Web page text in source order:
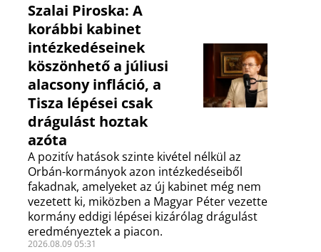
Szalai Piroska: A
korábbi kabinet
intézkedéseinek
köszönhető a júliusi
alacsony infláció, a
Tisza lépései csak
drágulást hoztak
azóta
A pozitív hatások szinte kivétel nélkül az
Orbán-kormányok azon intézkedéseiből
fakadnak, amelyeket az új kabinet még nem
vezetett ki, miközben a Magyar Péter vezette
kormány eddigi lépései kizárólag drágulást
eredményeztek a piacon.
2026.08.09 05:31